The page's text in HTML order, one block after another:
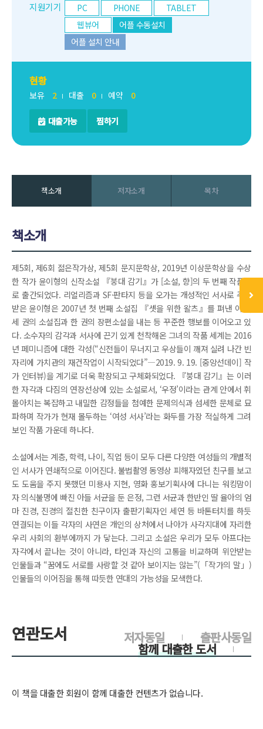
지원기기
PC PHONE
TABLET
웹뷰어
어플 수동설치
어플 설치 안내
현황
보유 2 대출 0 예약 0
대출가능 찜하기
책소개 저자소개 목차
책소개
제5회, 제6회 젊은작가상, 제5회 문지문학상, 2019년 이상문학상을 수상
한 작가 윤이형의 신작소설 『붕대 감기』가 [소설, 향]의 두 번째 작품으
로 출간되었다. 리얼리즘과 SF·판타지 등을 오가는 개성적인 서사로 주목
받은 윤이형은 2007년 첫 번째 소설집 『셋을 위한 왈츠』를 펴낸 이래,
세 권의 소설집과 한 권의 장편소설을 내는 등 꾸준한 행보를 이어오고 있
다. 소수자의 감각과 서사에 끈기 있게 천착해온 그녀의 작품 세계는 2016
년 페미니즘에 대한 각성(“신전들이 무너지고 우상들이 깨져 실려 나간 빈
자리에 가치관의 재건작업이 시작되었다”―2019. 9. 19. [중앙선데이] 작
가 인터뷰)을 계기로 더욱 확장되고 구체화되었다. 『붕대 감기』는 이러
한 자각과 다짐의 연장선상에 있는 소설로서, ‘우정’이라는 관계 안에서 휘
몰아치는 복잡하고 내밀한 감정들을 첨예한 문제의식과 섬세한 문체로 묘
파하며 작가가 현재 몰두하는 ‘여성 서사’라는 화두를 가장 적실하게 그려
보인 작품 가운데 하나다.
소설에서는 계층, 학력, 나이, 직업 등이 모두 다른 다양한 여성들의 개별적
인 서사가 연쇄적으로 이어진다. 불법촬영 동영상 피해자였던 친구를 보고
도 도움을 주지 못했던 미용사 지현, 영화 홍보기획사에 다니는 워킹맘이
자 의식불명에 빠진 아들 서균을 둔 은정, 그런 서균과 한반인 딸 율아의 엄
마 진경, 진경의 절친한 친구이자 출판기획자인 세연 등 바톤터치를 하듯
연결되는 이들 각자의 사연은 개인의 상처에서 나아가 사각지대에 자리한
우리 사회의 환부에까지 가 닿는다. 그리고 소설은 우리가 모두 아프다는
자각에서 끝나는 것이 아니라, 타인과 자신의 고통을 비교하며 위안받는
인물들과 “꿈에도 서로를 사랑할 것 같아 보이지는 않는”(「작가의 말」)
인물들의 이어짐을 통해 따듯한 연대의 가능성을 모색한다.
연관도서 출판사동일
저자동일
함께 대출한 도서
이 책을 대출한 회원이 함께 대출한 컨텐츠가 없습니다.